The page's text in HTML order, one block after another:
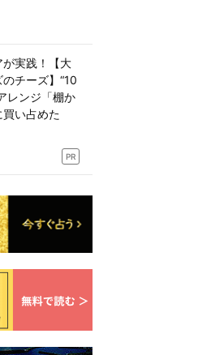
が実践！【大
チーズ】“10
レンジ「棚か
買い占めた
PR